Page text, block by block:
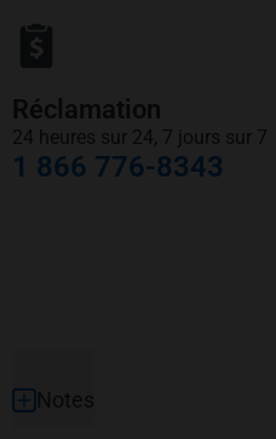
Réclamation
24 heures sur 24, 7 jours sur 7
1 866 776-8343